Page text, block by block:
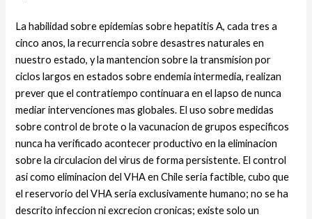
La habilidad sobre epidemias sobre hepatitis A, cada tres a
cinco anos, la recurrencia sobre desastres naturales en
nuestro estado, y la mantencion sobre la transmision por
ciclos largos en estados sobre endemia intermedia, realizan
prever que el contratiempo continuara en el lapso de nunca
mediar intervenciones mas globales. El uso sobre medidas
sobre control de brote o la vacunacion de grupos especificos
nunca ha verificado acontecer productivo en la eliminacion
sobre la circulacion del virus de forma persistente. El control
asi­ como eliminacion del VHA en Chile seri­a factible, cubo que
el reservorio del VHA seri­a exclusivamente humano; no se ha
descrito infeccion ni excrecion cronicas; existe solo un